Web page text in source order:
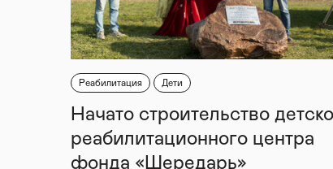
Реабилитация Дети
Начато строительство
реабилитационного центра
фонда «Шередарь»